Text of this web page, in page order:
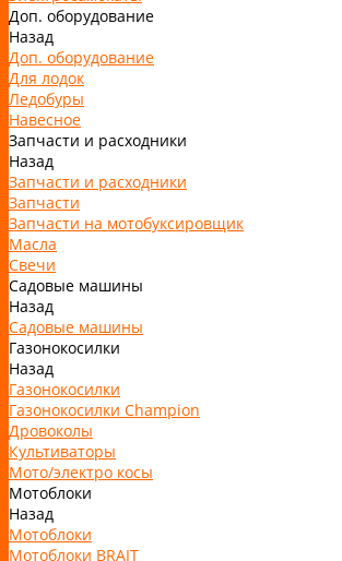
Доп. оборудование
Назад
Доп. оборудование
Для лодок
Ледобуры
Навесное
Запчасти и расходники
Назад
Запчасти и расходники
Запчасти
Запчасти на мотобуксировщик
Масла
Свечи
Садовые машины
Назад
Садовые машины
Газонокосилки
Назад
Газонокосилки
Газонокосилки Champion
Дровоколы
Культиваторы
Мото/электро косы
Мотоблоки
Назад
Мотоблоки
Мотоблоки BRAIT